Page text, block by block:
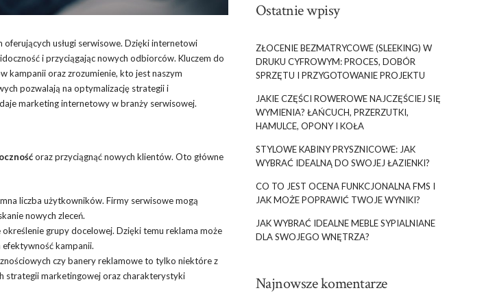
usługi serwisowe. Dzięki internetowi
i przyciągając nowych odbiorców. Kluczem do
kampanii oraz zrozumienie, kto jest naszym
pozwalają na optymalizację strategii i
marketing internetowy w branży serwisowej.
oraz przyciągnąć nowych klientów. Oto główne
liczba użytkowników. Firmy serwisowe mogą
nowych zleceń.
grupy docelowej. Dzięki temu reklama może
kampanii.
czy banery reklamowe to tylko niektóre z
strategii marketingowej oraz charakterystyki
Ostatnie wpisy
ZŁOCENIE BEZMATRYCOWE (SLEEKING) W
DRUKU CYFROWYM: PROCES, DOBÓR
SPRZĘTU I PRZYGOTOWANIE PROJEKTU
JAKIE CZĘŚCI ROWEROWE NAJCZĘŚCIEJ SIĘ
WYMIENIA? ŁAŃCUCH, PRZERZUTKI,
HAMULCE, OPONY I KOŁA
STYLOWE KABINY PRYSZNICOWE: JAK
WYBRAĆ IDEALNĄ DO SWOJEJ ŁAZIENKI?
CO TO JEST OCENA FUNKCJONALNA FMS I
JAK MOŻE POPRAWIĆ TWOJE WYNIKI?
JAK WYBRAĆ IDEALNE MEBLE SYPIALNIANE
DLA SWOJEGO WNĘTRZA?
Najnowsze komentarze